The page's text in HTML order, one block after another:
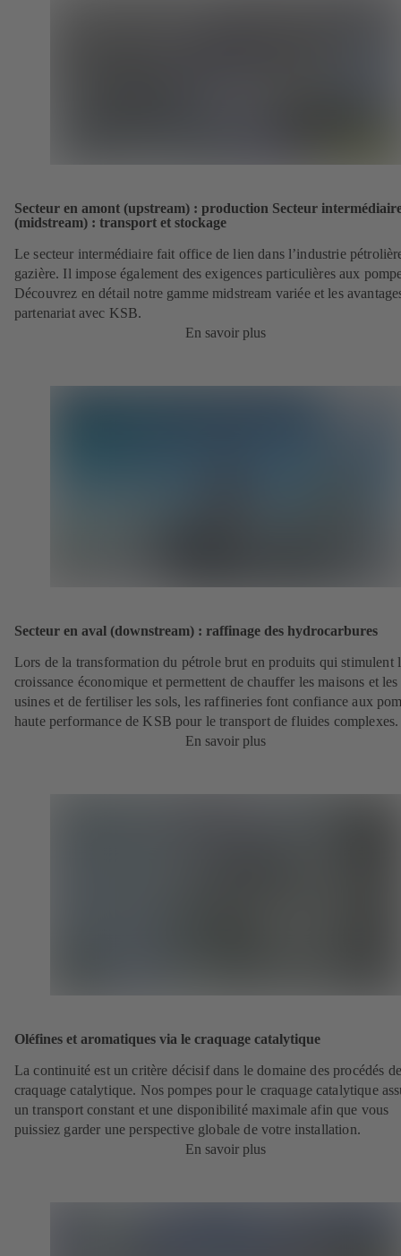
Secteur en amont (upstream) : production Secteur
(midstream) : transport et stockage
Le secteur intermédiaire fait office de lien dans l’industrie
gazière. Il impose également des exigences particulières aux
Découvrez en détail notre gamme midstream variée et les
partenariat avec KSB.
En savoir plus
Secteur en aval (downstream) : raffinage des hydrocarbures
Lors de la transformation du pétrole brut en produits qui stimulent
croissance économique et permettent de chauffer les maisons et les
usines et de fertiliser les sols, les raffineries font confiance aux
haute performance de KSB pour le transport de fluides complexes.
En savoir plus
Oléfines et aromatiques via le craquage catalytique
La continuité est un critère décisif dans le domaine des procédés de
craquage catalytique. Nos pompes pour le craquage catalytique
un transport constant et une disponibilité maximale afin que vous
puissiez garder une perspective globale de votre installation.
En savoir plus